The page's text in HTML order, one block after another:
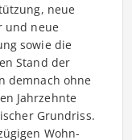
neue
und neue
sowie die
Stand der
demnach ohne
Jahrzehnte
Grundriss.
Wohn-